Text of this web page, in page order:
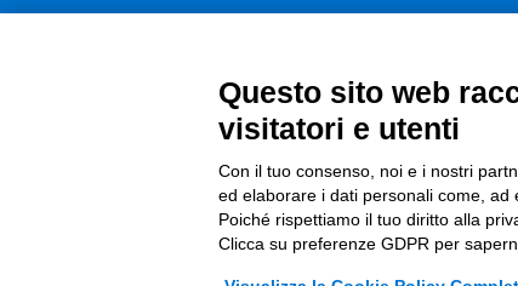
Questo sito web
visitatori e utenti
Con il tuo consenso, noi e i nostri
ed elaborare i dati personali come, ad
Poiché rispettiamo il tuo diritto alla
Clicca su preferenze GDPR per